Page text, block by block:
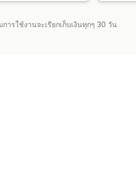
ารใช้งานจะเรียกเก็บเงินทุกๆ 30 วัน